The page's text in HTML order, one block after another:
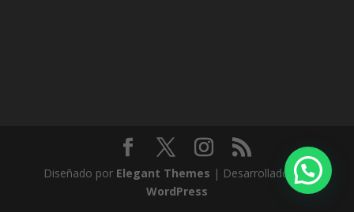
Diseñado por Elegant Themes | Desarrollado por
WordPress